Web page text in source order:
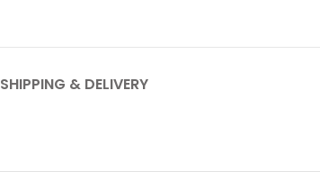
SHIPPING & DELIVERY